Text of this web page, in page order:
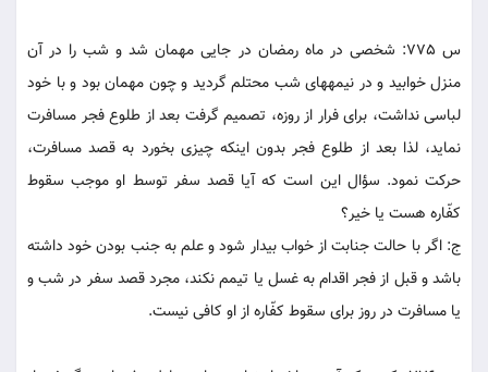
س 775: شخصى در ماه رمضان در جايى مهمان شد و شب را در آن
منزل خوابيد و در نيمه‏هاى شب محتلم گرديد و چون مهمان بود و با خود
لباسى نداشت، براى فرار از روزه، تصميم گرفت بعد از طلوع فجر مسافرت
نمايد، لذا بعد از طلوع فجر بدون اينکه چيزى بخورد به قصد مسافرت،
حرکت نمود. سؤال اين است که آيا قصد سفر توسط او موجب سقوط
کفّاره هست يا خير؟
ج: اگر با حالت جنابت از خواب بيدار شود و علم به جنب بودن خود داشته
باشد و قبل از فجر اقدام به غسل يا تيمم نکند، مجرد قصد سفر در شب و
يا مسافرت در روز براى سقوط کفّاره از او کافى نيست.